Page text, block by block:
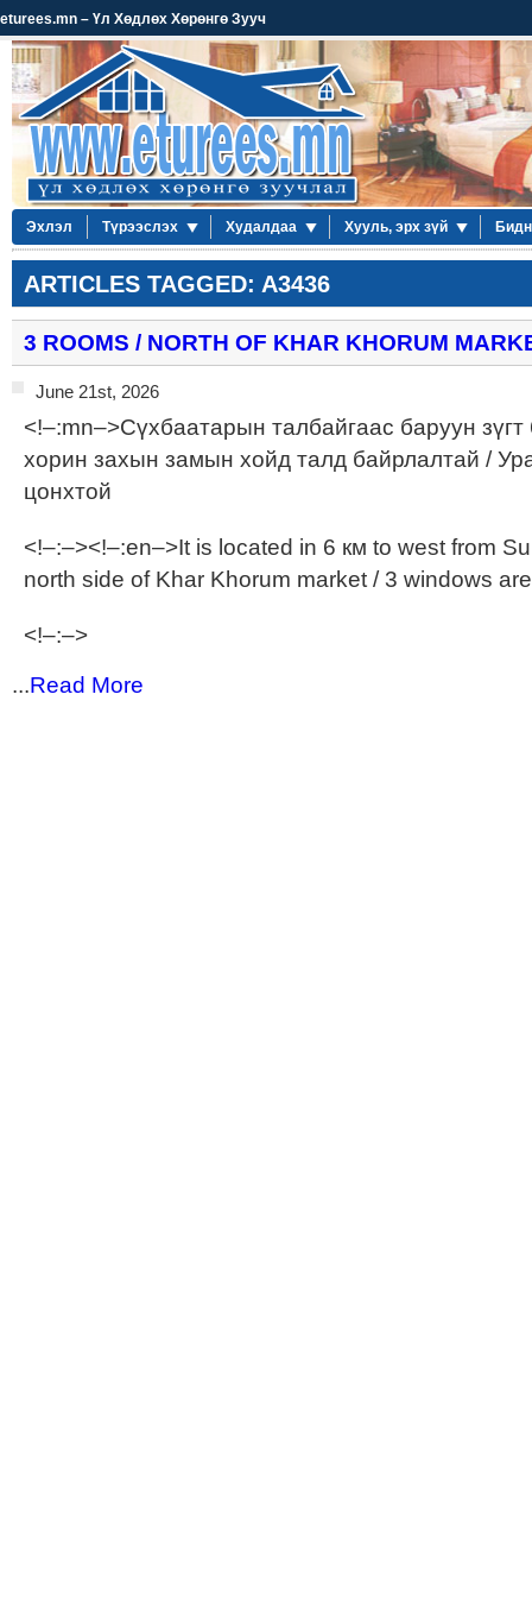
eturees.mn – Үл Хөдлөх Хөрөнгө Зууч
Эхлэл Түрээслэх Худалдаа Хууль, эрх зүй
ARTICLES TAGGED: A3436
3 ROOMS / NORTH OF KHAR KHORUM
June 21st, 2026
<!–:mn–>Сүхбаатарын талбайгаас баруун
хорин захын замын хойд талд байрлалтай /
цонхтой
<!–:–><!–:en–>It is located in 6 км to west from
north side of Khar Khorum market / 3 windows
<!–:–>
...Read More